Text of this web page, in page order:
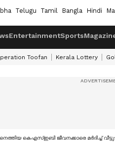
Telugu Tamil Bangla Hindi
EntertainmentSports
Toofan Kerala Lottery
കെഎസ്ഇബി ജീവനക്കാരെ മർദിച്ച്